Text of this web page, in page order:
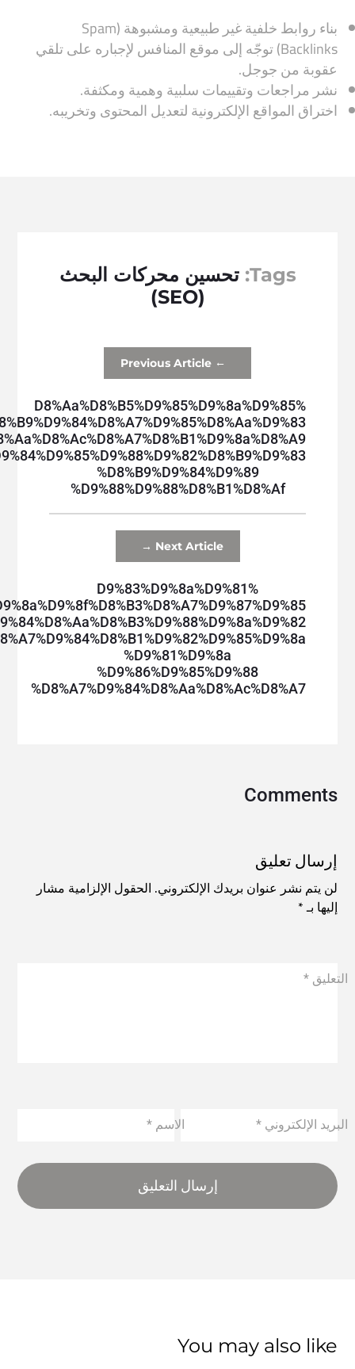
بناء روابط خلفية غير طبيعية ومشبوهة (Spam
Backlinks) توجّه إلى موقع المنافس لإجباره على تلقي
عقوبة من جوجل.
نشر مراجعات وتقييمات سلبية وهمية ومكثفة.
اختراق المواقع الإلكترونية لتعديل المحتوى وتخريبه.
Tags: تحسين محركات البحث
(SEO)
←
Previous Article
%d8%aa%d8%b5%d9%85%d9%8a%d9%85
%d8%b9%d9%84%d9%89
%d9%88%d9%88%d8%b1%d8%af
Next Article
→
%d9%83%d9%8a%d9%81
%d9%81%d9%8a
%d9%86%d9%85%d9%88
%d8%a7%d9%84%d8%aa%d8%ac%d8%a7
إرسال تعليق
لن يتم نشر عنوان بريدك الإلكتروني. الحقول الإلزامية مشار
إليها بـ*
التعليق*
الاسم* البريد الإلكتروني*
إرسال التعليق
You may also like